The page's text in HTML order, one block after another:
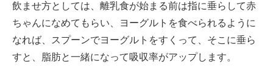
飲ませ方としては、離乳食が始まる前は指に垂らして赤
ちゃんになめてもらい、ヨーグルトを食べられるように
なれば、スプーンでヨーグルトをすくって、そこに垂ら
すと、脂肪と一緒になって吸収率がアップします。